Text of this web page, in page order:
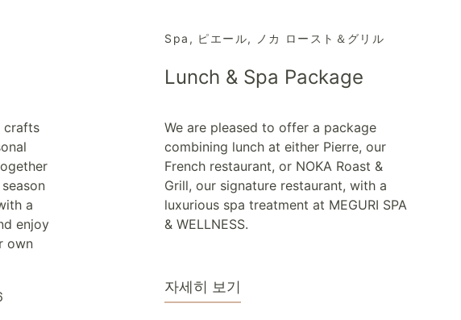
crafts
a
enjoy
own
Spa , ピエール, ノカ ロースト＆グリル
Lunch & Spa Package
We are pleased to offer a package
combining lunch at either Pierre, our
French restaurant, or NOKA Roast &
Grill, our signature restaurant, with a
luxurious spa treatment at MEGURI SPA
& WELLNESS.
자세히 보기